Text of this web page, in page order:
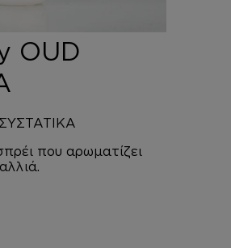
OUD
ΣΥΣΤΑΤΙΚΑ
που αρωματίζει